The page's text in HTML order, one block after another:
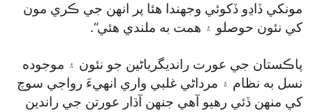
مونکي ڏاڍو ڏکوئي وجهندا هئا پر انهن جي ڪري مون
کي نئون حوصلو ۽ همت به ملندي هئي“.
پاڪستان جي عورت رانديگرياڻين جو نئون ۽ موجوده
نسل به نظام ۽ مرداڻي غلبي واري انهيءَ رواجي سوچ
کي منهن ڏئي رهيو آهي جنهن آڌار عورتن جي راندين